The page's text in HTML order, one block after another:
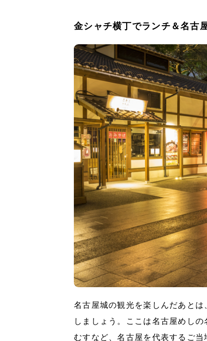
金シャチ横丁でランチ＆名古
名古屋城の観光を楽しんだあとは
しましょう。ここは名古屋めし
むすなど、名古屋を代表するご